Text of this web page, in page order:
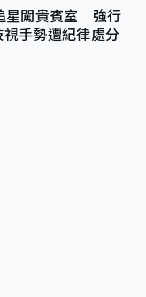
星闖貴賓室 強行
手勢遭紀律處分